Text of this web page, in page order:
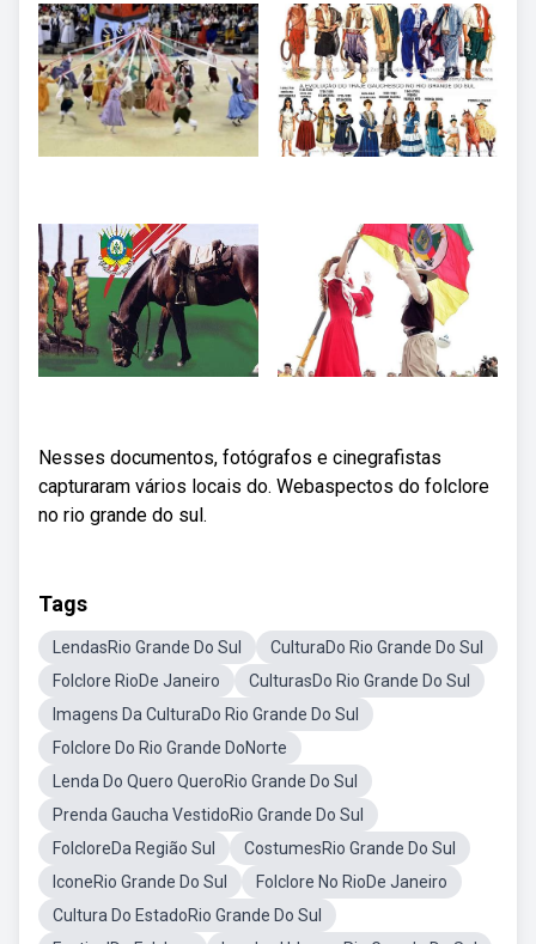
Nesses documentos, fotógrafos e cinegrafistas
capturaram vários locais do. Webaspectos do folclore
no rio grande do sul.
Tags
LendasRio Grande Do Sul
CulturaDo Rio Grande Do Sul
Folclore RioDe Janeiro
CulturasDo Rio Grande Do Sul
Imagens Da CulturaDo Rio Grande Do Sul
Folclore Do Rio Grande DoNorte
Lenda Do Quero QueroRio Grande Do Sul
Prenda Gaucha VestidoRio Grande Do Sul
FolcloreDa Região Sul
CostumesRio Grande Do Sul
IconeRio Grande Do Sul
Folclore No RioDe Janeiro
Cultura Do EstadoRio Grande Do Sul